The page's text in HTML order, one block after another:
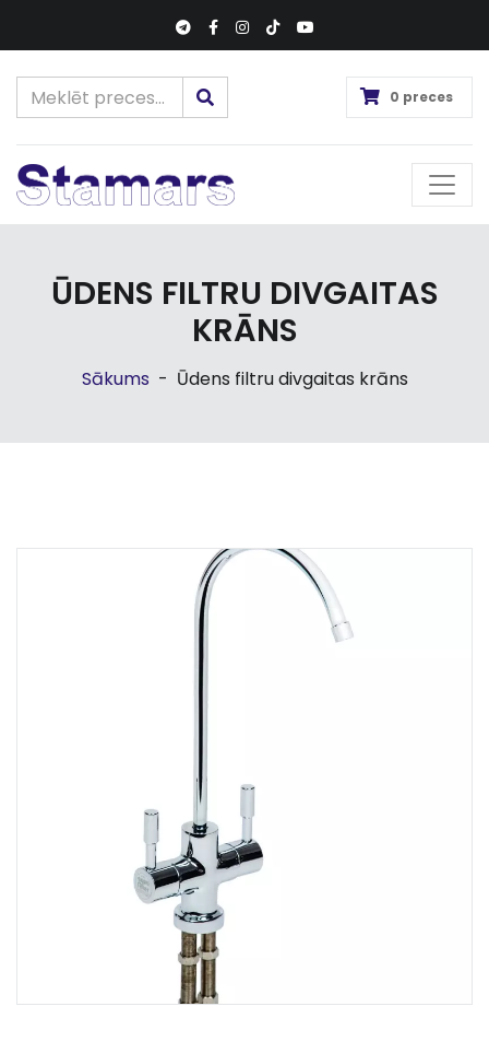
0 preces
ŪDENS FILTRU DIVGAITAS
KRĀNS
Sākums - Ūdens filtru divgaitas krāns